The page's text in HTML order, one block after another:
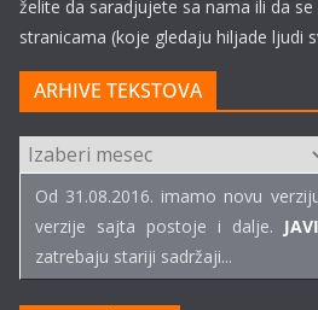
želite da saradjujete sa nama ili da
stranicama (koje gledaju hiljade ljudi
ARHIVE TEKSTOVA
ARHIVE
TEKSTOVA
Od 31.08.2016. imamo novu
verzije sajta postoje i dalje.
zatrebaju stariji sadržaji...